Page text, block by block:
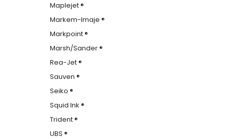
Maplejet ®
Markem-Imaje ®
Markpoint ®
Marsh/Sander ®
Rea-Jet ®
Sauven ®
Seiko ®
Squid Ink ®
Trident ®
UBS ®